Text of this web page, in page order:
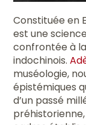
Constituée en
est une
confrontée à
indochinois.
muséologie,
épistémiques
d’un passé